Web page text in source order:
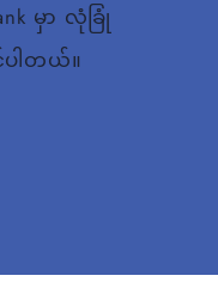
မှာ လုံခြုံ
ပါတယ်။